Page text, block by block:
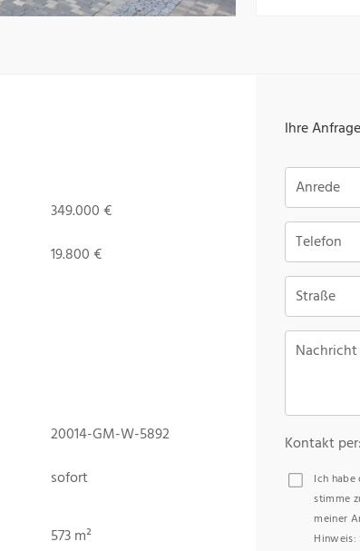
349.000 €
19.800 €
20014-GM-W-5892
sofort
573 m²
Ihre Anfrage
Anrede
Telefon
Straße
Nachricht
Kontakt per:
Ich habe
stimme
meiner